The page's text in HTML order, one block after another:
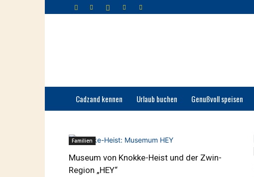
Cadzand kennen Urlaub buchen Genußvoll speisen
Familien
Museum von Knokke-Heist und der Zwin-
Region „HEY“